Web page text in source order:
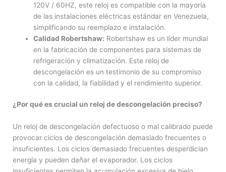
120V / 60HZ, este reloj es compatible con la mayoría
de las instalaciones eléctricas estándar en Venezuela,
simplificando su reemplazo e instalación.
Calidad Robertshaw: Robertshaw es un líder mundial
en la fabricación de componentes para sistemas de
refrigeración y climatización. Este reloj de
descongelación es un testimonio de su compromiso
con la calidad, la fiabilidad y el rendimiento superior.
¿Por qué es crucial un reloj de descongelación preciso?
Un reloj de descongelación defectuoso o mal calibrado puede
provocar ciclos de descongelación demasiado frecuentes o
insuficientes. Los ciclos demasiado frecuentes desperdician
energía y pueden dañar el evaporador. Los ciclos